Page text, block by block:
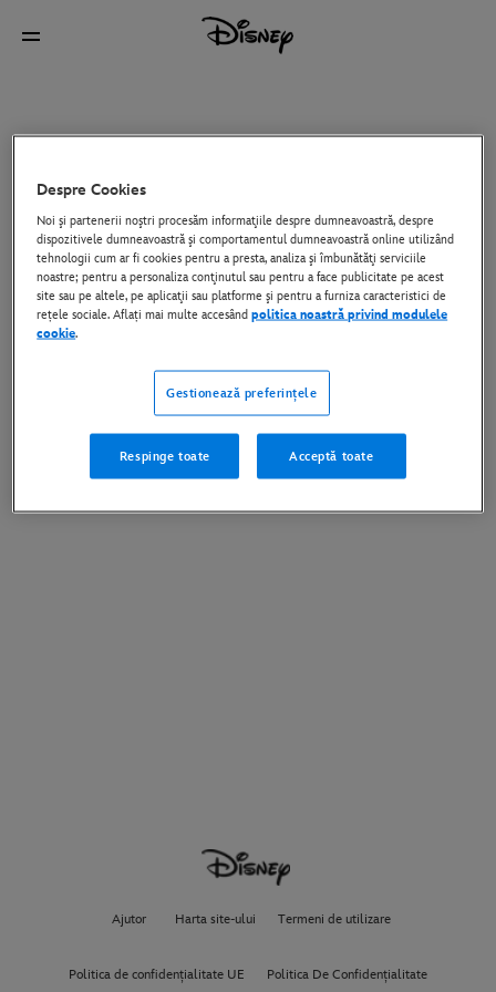
Ajutor Harta site-ului Termeni de utilizare
Politica de confidențialitate UE Politica De Confidențialitate
Despre Cookies
Noi şi partenerii noştri procesăm informaţiile despre dumneavoastră, despre
dispozitivele dumneavoastră şi comportamentul dumneavoastră online utilizând
tehnologii cum ar fi cookies pentru a presta, analiza şi îmbunătăţi serviciile
noastre; pentru a personaliza conţinutul sau pentru a face publicitate pe acest
site sau pe altele, pe aplicaţii sau platforme şi pentru a furniza caracteristici de
rețele sociale. Aflați mai multe accesândpolitica noastră privind modulele
cookie.
Gestionează preferințele
Respinge toate Acceptă toate